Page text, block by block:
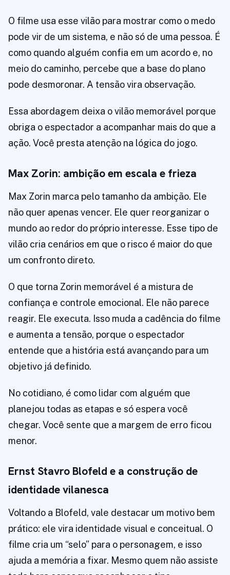
O filme usa esse vilão para mostrar como o medo
pode vir de um sistema, e não só de uma pessoa. É
como quando alguém confia em um acordo e, no
meio do caminho, percebe que a base do plano
pode desmoronar. A tensão vira observação.
Essa abordagem deixa o vilão memorável porque
obriga o espectador a acompanhar mais do que a
ação. Você presta atenção na lógica do jogo.
Max Zorin: ambição em escala e frieza
Max Zorin marca pelo tamanho da ambição. Ele
não quer apenas vencer. Ele quer reorganizar o
mundo ao redor do próprio interesse. Esse tipo de
vilão cria cenários em que o risco é maior do que
um confronto direto.
O que torna Zorin memorável é a mistura de
confiança e controle emocional. Ele não parece
reagir. Ele executa. Isso muda a cadência do filme
e aumenta a tensão, porque o espectador
entende que a história está avançando para um
objetivo já definido.
No cotidiano, é como lidar com alguém que
planejou todas as etapas e só espera você
chegar. Você sente que a margem de erro ficou
menor.
Ernst Stavro Blofeld e a construção de
identidade vilanesca
Voltando a Blofeld, vale destacar um motivo bem
prático: ele vira identidade visual e conceitual. O
filme cria um “selo” para o personagem, e isso
ajuda a memória a fixar. Mesmo quem não assiste